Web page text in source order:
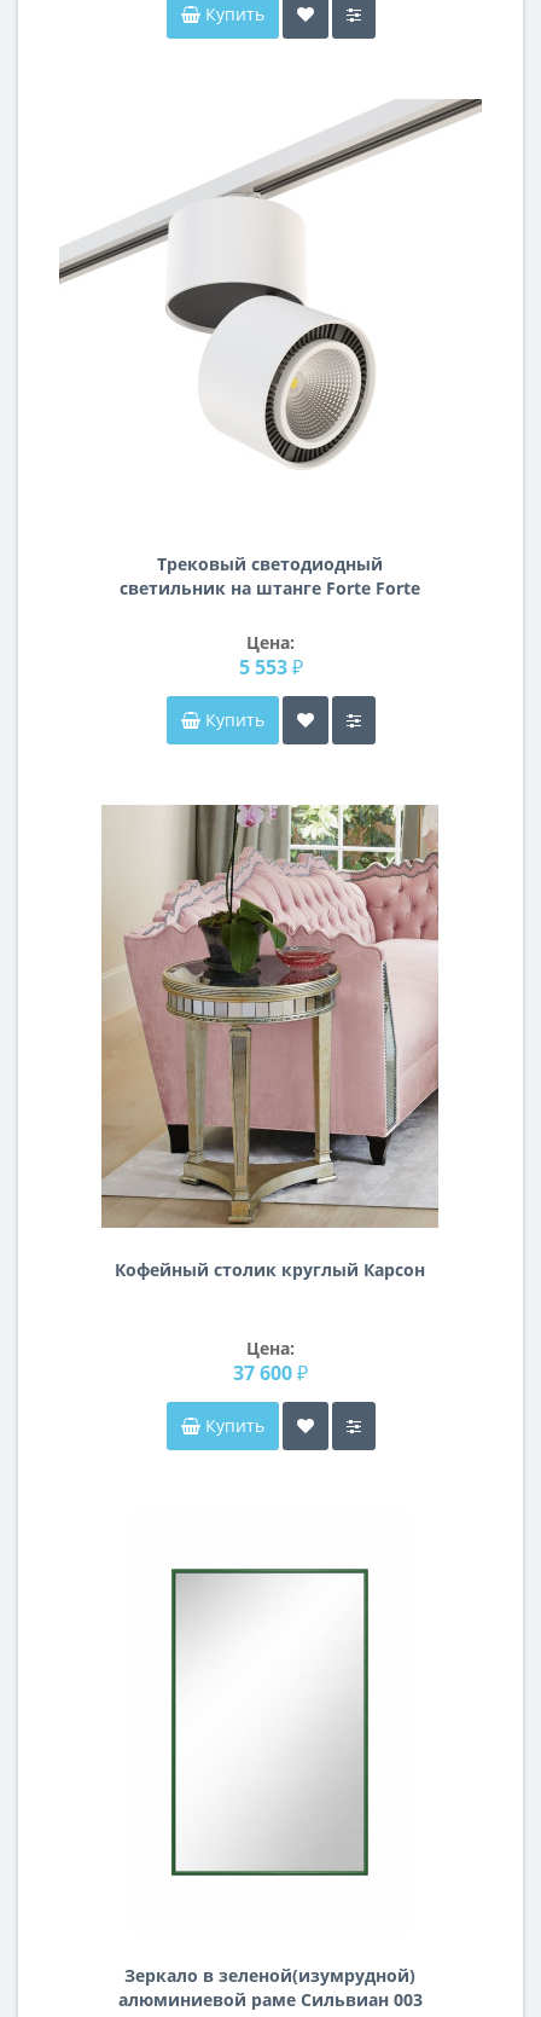
Купить
Трековый светодиодный
светильник на штанге Forte Forte
Цена:
5 553 ₽
Купить
Кофейный столик круглый Карсон
Цена:
37 600 ₽
Купить
Зеркало в зеленой(изумрудной)
алюминиевой раме Сильвиан 003